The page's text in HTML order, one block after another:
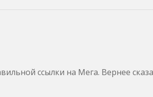
ссылки на Мега. Вернее